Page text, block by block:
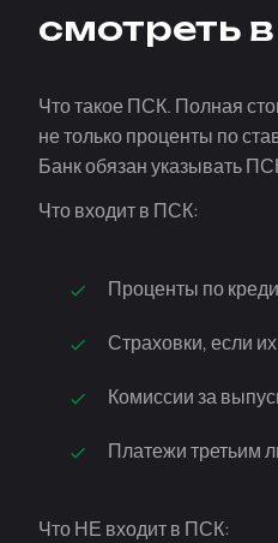
смотреть
Что такое ПСК. Полная
не только проценты по
Банк обязан указывать
Что входит в ПСК:
Проценты по
Страховки, если
Комиссии за
Платежи третьим
Что НЕ входит в ПСК: